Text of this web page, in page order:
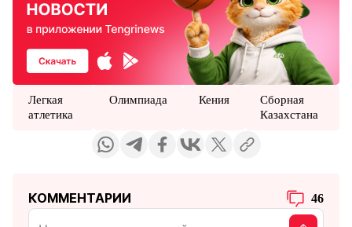
Легкая
атлетика
Олимпиада Кения
Сборная
Казахстана
КОММЕНТАРИИ 46